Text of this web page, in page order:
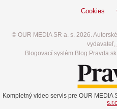
Cookies
© OUR MEDIA SR a. s. 2026.
vydavateľ,
Blogovací systém
Kompletný video servis pre OUR MEDIA